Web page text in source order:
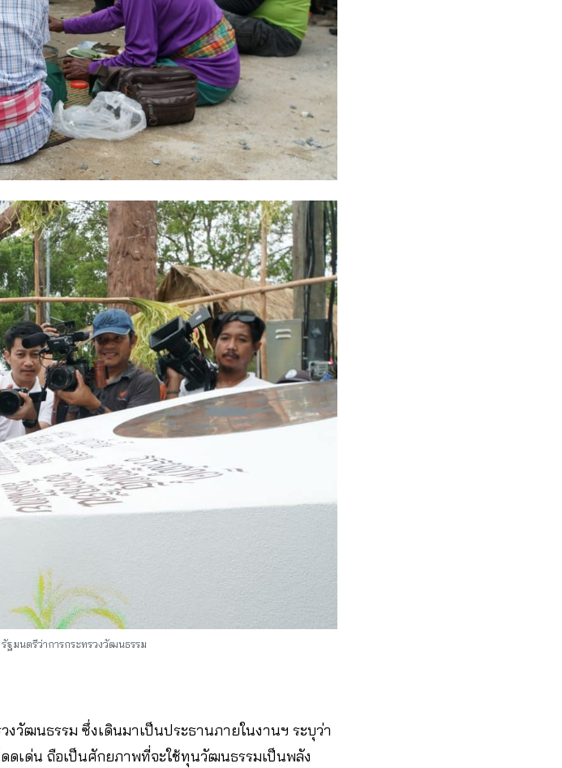
รัฐมนตรีว่าการกระทรวงวัฒนธรรม
งวัฒนธรรม ซึ่งเดินมาเป็นประธานภายในงานฯ ระบุว่า
เด่น ถือเป็นศักยภาพที่จะใช้ทุนวัฒนธรรมเป็นพลัง